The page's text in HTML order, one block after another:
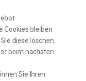
Cookies bleiben
diese löschen.
beim nächsten
Sie Ihren